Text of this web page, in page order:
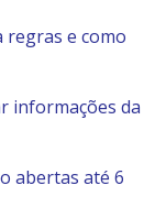
regras e como
informações da
abertas até 6